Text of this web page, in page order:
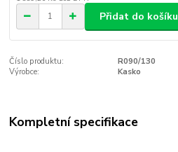
Přidat do košíku
Číslo produktu:
R090/130
Výrobce:
Kasko
Kompletní specifikace